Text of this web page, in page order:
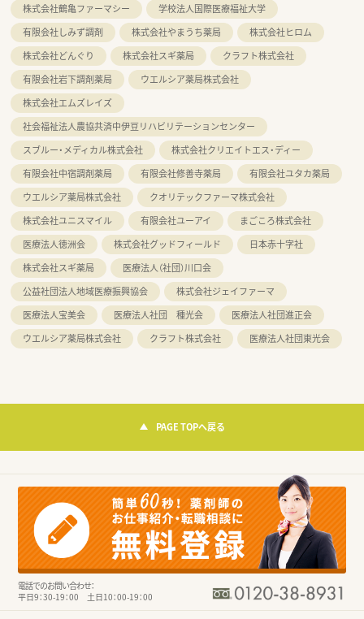
株式会社鶴亀ファーマシー
学校法人国際医療福祉大学
有限会社しみず調剤
株式会社やまうち薬局
株式会社ヒロム
株式会社どんぐり
株式会社スギ薬局
クラフト株式会社
有限会社岩下調剤薬局
ウエルシア薬局株式会社
株式会社エムズレイズ
社会福祉法人農協共済中伊豆リハビリテーションセンター
スブルー・メディカル株式会社
株式会社クリエイトエス・ディー
有限会社中宿調剤薬局
有限会社修善寺薬局
有限会社ユタカ薬局
ウエルシア薬局株式会社
クオリテックファーマ株式会社
株式会社ユニスマイル
有限会社ユーアイ
まごころ株式会社
医療法人徳洲会
株式会社グッドフィールド
日本赤十字社
株式会社スギ薬局
医療法人（社団）川口会
公益社団法人地域医療振興協会
株式会社ジェイファーマ
医療法人宝美会
医療法人社団 種光会
医療法人社団進正会
ウエルシア薬局株式会社
クラフト株式会社 医療法人社団東光会
PAGE TOPへ戻る
電話でのお問い合わせ：
平日9：30-19：00 土日10：00-19：00